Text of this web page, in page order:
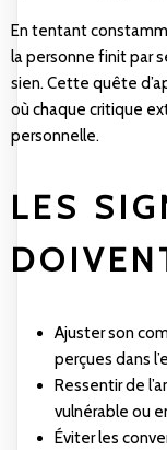
En tentant
la personne finit par
sien. Cette quête
où chaque critique
personnelle.
LES
Ajuster son
perçues dans
Ressentir de
vulnérable ou
Éviter les